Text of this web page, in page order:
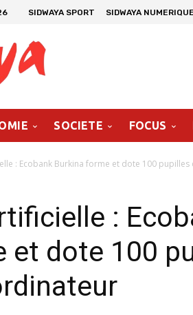
SIDWAYA SPORT SIDWAYA NUMERIQUE
SOCIETE FOCUS
: Ecobank Burkina forme et dote 100 pupilles
:
et dote 100